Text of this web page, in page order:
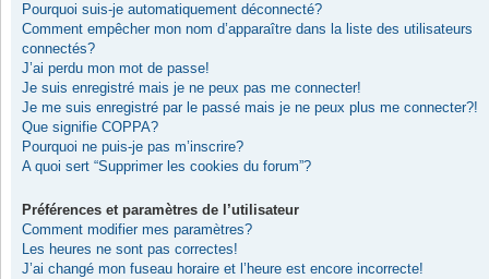
Pourquoi suis-je automatiquement déconnecté?
Comment empêcher mon nom d’apparaître dans la liste des utilisateurs
connectés?
J’ai perdu mon mot de passe!
Je suis enregistré mais je ne peux pas me connecter!
Je me suis enregistré par le passé mais je ne peux plus me connecter?!
Que signifie COPPA?
Pourquoi ne puis-je pas m’inscrire?
A quoi sert “Supprimer les cookies du forum”?
Préférences et paramètres de l’utilisateur
Comment modifier mes paramètres?
Les heures ne sont pas correctes!
J’ai changé mon fuseau horaire et l’heure est encore incorrecte!